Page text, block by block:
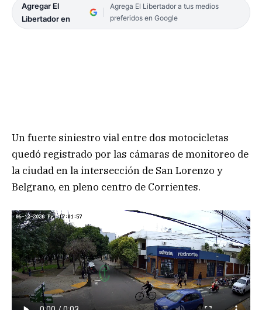
Agregar El
Libertador en
Agrega El Libertador a tus medios
preferidos en Google
Un fuerte siniestro vial entre dos motocicletas
quedó registrado por las cámaras de monitoreo de
la ciudad en la intersección de San Lorenzo y
Belgrano, en pleno centro de Corrientes.